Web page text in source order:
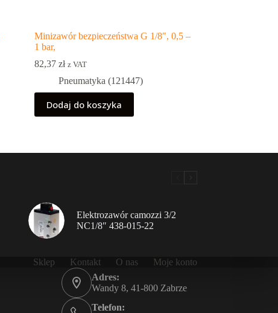
Minizawór bezpieczeństwa G 1/8″, 0,5 –
1 bar,
82,37 zł z VAT
Pneumatyka (121447)
Dodaj do koszyka
Elektrozawór camozzi 3/2
NC1/8″ 438-015-22
Sklep Kontakt O nas
Moje konto
Adres:
Wandy 8, 41-800 Zabrze
Telefon: